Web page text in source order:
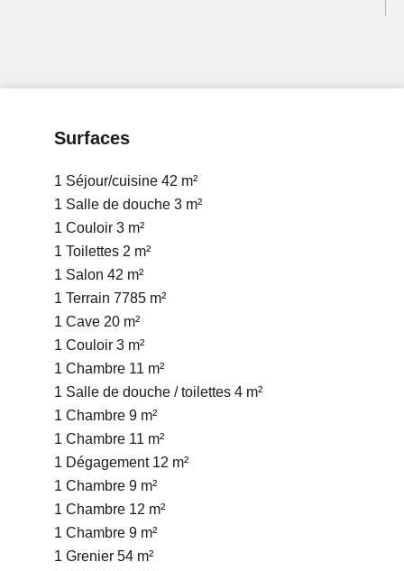
Surfaces
1 Séjour/cuisine 42 m²
1 Salle de douche 3 m²
1 Couloir 3 m²
1 Toilettes 2 m²
1 Salon 42 m²
1 Terrain 7785 m²
1 Cave 20 m²
1 Couloir 3 m²
1 Chambre 11 m²
1 Salle de douche / toilettes 4 m²
1 Chambre 9 m²
1 Chambre 11 m²
1 Dégagement 12 m²
1 Chambre 9 m²
1 Chambre 12 m²
1 Chambre 9 m²
1 Grenier 54 m²